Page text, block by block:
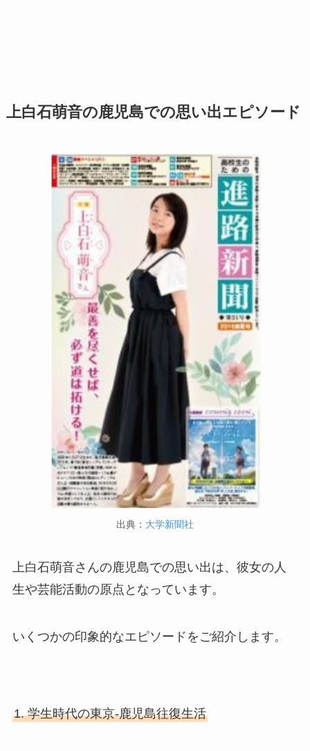
上白石萌音の鹿児島での思い出エピソード
出典： 大学新聞社
上白石萌音さんの鹿児島での思い出は、彼女の人
生や芸能活動の原点となっています。
いくつかの印象的なエピソードをご紹介します。
1. 学生時代の東京-鹿児島往復生活